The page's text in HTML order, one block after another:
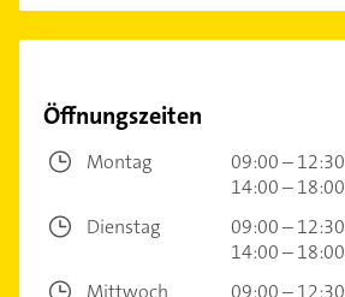
Öffnungszeiten
Montag
09:00 – 12:30
14:00 – 18:00
Dienstag
09:00 – 12:30
14:00 – 18:00
Mittwoch
09:00 – 12:30